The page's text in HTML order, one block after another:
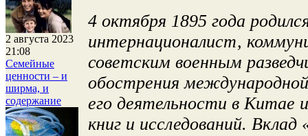
2 августа 2023
21:08
Семейные
ценности – и
ширма, и
содержание
4 октября 1895 года
интернационалист,
советским военным
обострения
его деятельности в Китае
книг и исследований. Вклад